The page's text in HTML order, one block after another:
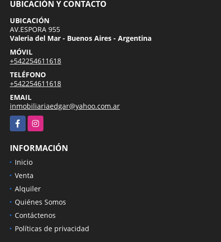
UBICACIÓN Y CONTACTO
UBICACIÓN
AV.ESPORA 955
Valeria del Mar - Buenos Aires - Argentina
MÓVIL
+542254611618
TELÉFONO
+542254611618
EMAIL
inmobiliariaedgar@yahoo.com.ar
FacebookInstagram
INFORMACIÓN
Inicio
Venta
Alquiler
Quiénes Somos
Contáctenos
Políticas de privacidad